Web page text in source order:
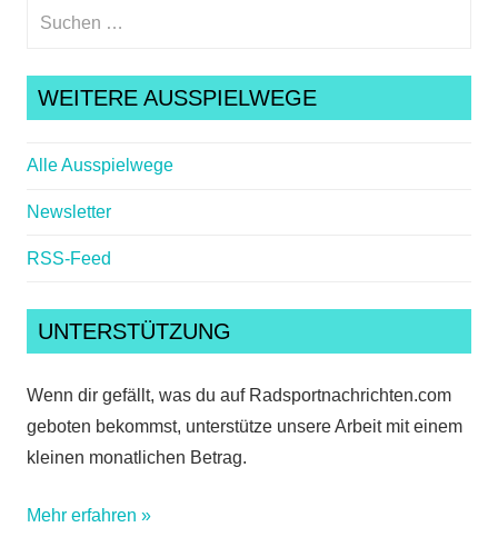
Suchen
WEITERE AUSSPIELWEGE
Alle Ausspielwege
Newsletter
RSS-Feed
UNTERSTÜTZUNG
Wenn dir gefällt, was du auf Radsportnachrichten.com
geboten bekommst, unterstütze unsere Arbeit mit einem
kleinen monatlichen Betrag.
Mehr erfahren »